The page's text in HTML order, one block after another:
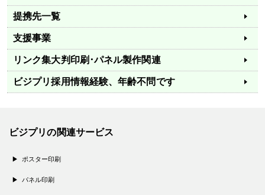
提携先一覧
支援事業
リンク集大判印刷･パネル製作関連
ビジプリ採用情報経験、年齢不問です
ビジプリの関連サービス
ポスター印刷
パネル印刷